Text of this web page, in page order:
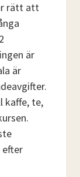
rätt att
är
är
kaffe, te,